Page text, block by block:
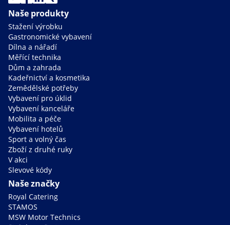
Naše produkty
Stažení výrobku
Gastronomické vybavení
Dílna a nářadí
Měřící technika
Dům a zahrada
Kadeřnictví a kosmetika
Zemědělské potřeby
Vybavení pro úklid
Vybavení kanceláře
Mobilita a péče
Vybavení hotelů
Sport a volný čas
Zboží z druhé ruky
V akci
Slevové kódy
Naše značky
Royal Catering
STAMOS
MSW Motor Technics